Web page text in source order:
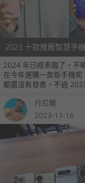
2023 十款推薦智慧手
2024 年已經來臨了，不
在今年選購一款新手機
都還沒有發表，不過
不是一定要最新機種的話
袋名單。
丹尼爾
2023-11-16